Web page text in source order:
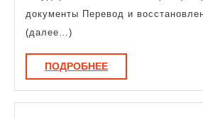
документы Перевод и
(далее…)
ПОДРОБНЕЕПОДРОБНЕЕ